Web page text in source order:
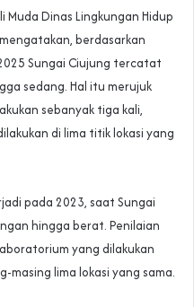
Muda Dinas Lingkungan Hidup
berdasarkan
Sungai Ciujung tercatat
sedang. Hal itu merujuk
sebanyak tiga kali,
di lima titik lokasi yang
pada 2023, saat Sungai
hingga berat. Penilaian
yang dilakukan
masing lima lokasi yang sama.